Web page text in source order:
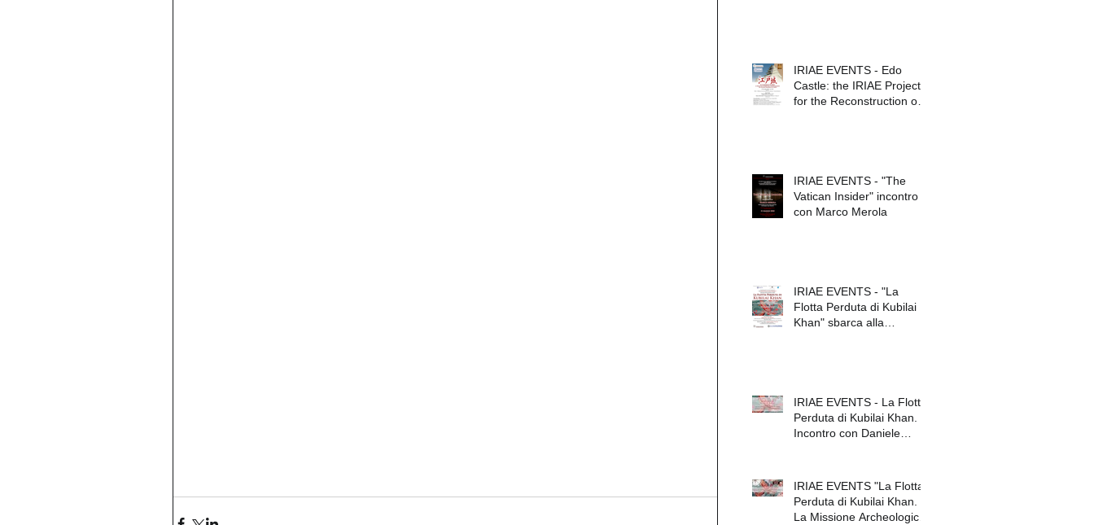
IRIAE EVENTS - Edo
Castle: the IRIAE Project
for the Reconstruction of
IRIAE EVENTS - "The
Vatican Insider" incontro
con Marco Merola
IRIAE EVENTS - "La
Flotta Perduta di Kubilai
Khan" sbarca alla
IRIAE EVENTS - La Flotta
Perduta di Kubilai Khan.
Incontro con Daniele
IRIAE EVENTS "La Flotta
Perduta di Kubilai Khan.
La Missione Archeologica